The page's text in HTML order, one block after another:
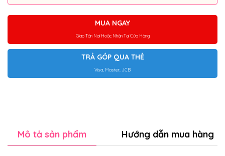
MUA NGAY
Giao Tận Nơi Hoặc Nhận Tại Cửa Hàng
TRẢ GÓP QUA THẺ
Visa, Master, JCB
Mô tả sản phẩm Hướng dẫn mua hàng